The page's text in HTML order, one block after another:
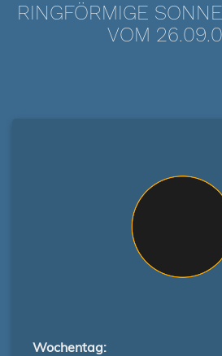
RINGFÖRMIGE
VOM
Wochentag: